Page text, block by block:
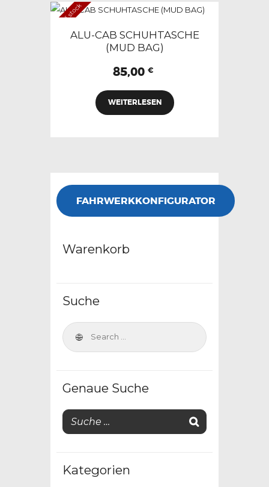
Out of stock
ALU-CAB SCHUHTASCHE
(MUD BAG)
85,00 €
WEITERLESEN
FAHRWERKKONFIGURATOR
Warenkorb
Suche
Genaue Suche
Kategorien